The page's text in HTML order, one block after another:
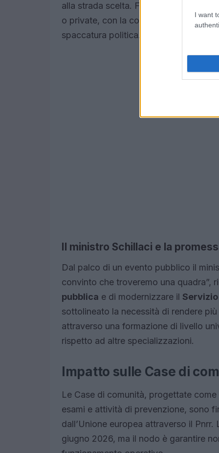
I want
alla strada scelta. Forza Italia, Lega e
o private, con la conseguenza che il
spaccatura politica.
Il ministro Schillaci e la
Dal palco di un evento pubblico il
convinto che troveremo una quadra”,
pubblica e di modernizzare il
sottolineato la necessità di rendere
attraverso una formazione di livello
rispetto ad altre specializzazioni.
Impatto sulle Case di
Le Case di comunità, progettate
esami e attività di prevenzione, sono
dall’Unione europea attraverso il
giugno 2026, ma il nodo è garantire